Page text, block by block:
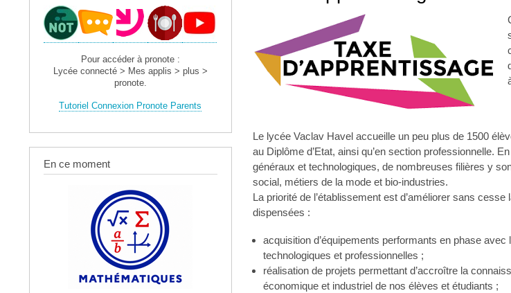
Le lycée Vaclav Havel accueille un peu plus de 1500
au Diplôme d’Etat, ainsi qu’en section professionnelle.
généraux et technologiques, de nombreuses filières y
social, métiers de la mode et bio-industries.
La priorité de l’établissement est d’améliorer sans
dispensées :
acquisition d’équipements performants en phase avec
technologiques et professionnelles ;
réalisation de projets permettant d’accroître la
économique et industriel de nos élèves et étudiants ;
Pour accéder à pronote :
Lycée connecté > Mes applis > plus >
pronote.
Tutoriel Connexion Pronote Parents
En ce moment